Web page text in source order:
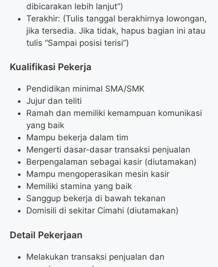
dibicarakan lebih lanjut”)
Terakhir: (Tulis tanggal berakhirnya lowongan,
jika tersedia. Jika tidak, hapus bagian ini atau
tulis “Sampai posisi terisi”)
Kualifikasi Pekerja
Pendidikan minimal SMA/SMK
Jujur dan teliti
Ramah dan memiliki kemampuan komunikasi
yang baik
Mampu bekerja dalam tim
Mengerti dasar-dasar transaksi penjualan
Berpengalaman sebagai kasir (diutamakan)
Mampu mengoperasikan mesin kasir
Memiliki stamina yang baik
Sanggup bekerja di bawah tekanan
Domisili di sekitar Cimahi (diutamakan)
Detail Pekerjaan
Melakukan transaksi penjualan dan